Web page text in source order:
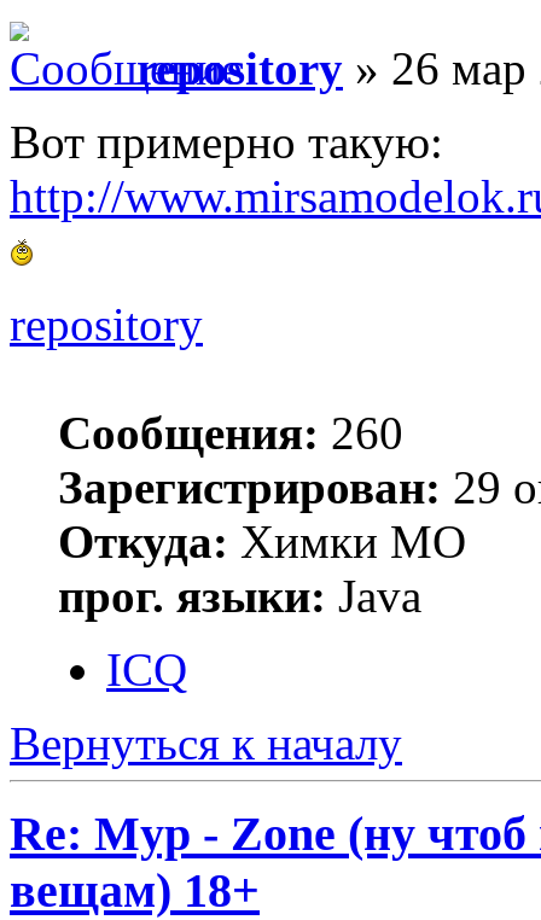
repository » 26 мар
Вот примерно такую:
http://
repository
Сообщения: 260
Зарегистрирован: 29
Откуда: Химки МО
прог. языки: Java
ICQ
Вернуться к началу
Re: Myp - Zone (ну
вещам) 18+